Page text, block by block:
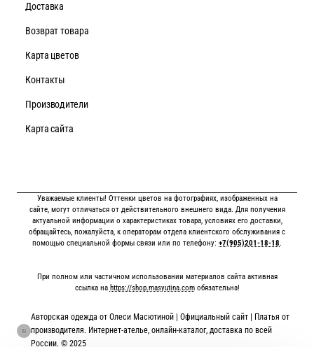
Доставка
Возврат товара
Карта цветов
Контакты
Производители
Карта сайта
Уважаемые клиенты! Оттенки цветов на фотографиях, изображенных на
сайте, могут отличаться от действительного внешнего вида. Для получения
актуальной информации о характеристиках товара, условиях его доставки,
обращайтесь, пожалуйста, к операторам отдела клиентского обслуживания с
помощью специальной формы связи или по телефону: +7(905)201-18-18.
При полном или частичном использовании материалов сайта активная
ссылка на https://shop.masyutina.comобязательна!
Авторская одежда от Олеси Масютиной | Официальный сайт | Платья от
производителя. Интернет-ателье, онлайн-каталог, доставка по всей
России. © 2025